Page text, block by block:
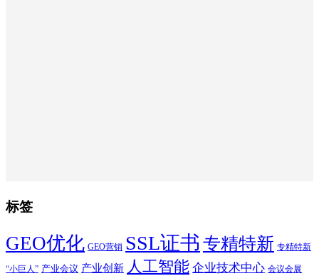
标签
GEO优化 GEO营销 SSL证书 专精特新 专精特新
“小巨人” 产业会议 产业创新 人工智能 企业技术中心 会议会展